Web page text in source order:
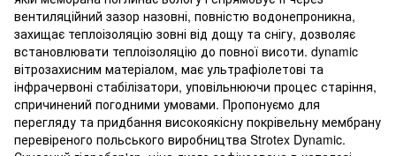
вентиляційний зазор назовні, повністю водонепроникна,
захищає теплоізоляцію зовні від дощу та снігу, дозволяє
встановлювати теплоізоляцію до повної висоти. dynamic
вітрозахисним матеріалом, має ультрафіолетові та
інфрачервоні стабілізатори, уповільнюючи процес старіння,
спричинений погодними умовами. Пропонуємо для
перегляду та придбання високоякісну покрівельну мембрану
перевіреного польського виробництва Strotex Dynamic.